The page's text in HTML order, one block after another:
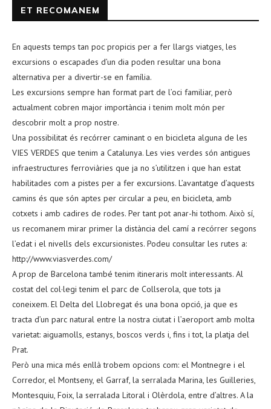
ET RECOMANEM
En aquests temps tan poc propicis per a fer llargs viatges, les
excursions o escapades d’un dia poden resultar una bona
alternativa per a divertir-se en família.
Les excursions sempre han format part de l’oci familiar, però
actualment cobren major importància i tenim molt món per
descobrir molt a prop nostre.
Una possibilitat és recórrer caminant o en bicicleta alguna de les
VIES VERDES que tenim a Catalunya. Les vies verdes són antigues
infraestructures ferroviàries que ja no s’utilitzen i que han estat
habilitades com a pistes per a fer excursions. L’avantatge d’aquests
camins és que són aptes per circular a peu, en bicicleta, amb
cotxets i amb cadires de rodes. Per tant pot anar-hi tothom. Això sí,
us recomanem mirar primer la distància del camí a recórrer segons
l’edat i el nivells dels excursionistes. Podeu consultar les rutes a:
http://www.viasverdes.com/
A prop de Barcelona també tenim itineraris molt interessants. Al
costat del col·legi tenim el parc de Collserola, que tots ja
coneixem. El Delta del Llobregat és una bona opció, ja que es
tracta d’un parc natural entre la nostra ciutat i l’aeroport amb molta
varietat: aiguamolls, estanys, boscos verds i, fins i tot, la platja del
Prat.
Però una mica més enllà trobem opcions com: el Montnegre i el
Corredor, el Montseny, el Garraf, la serralada Marina, les Guilleries,
Montesquiu, Foix, la serralada Litoral i Olèrdola, entre d’altres. A la